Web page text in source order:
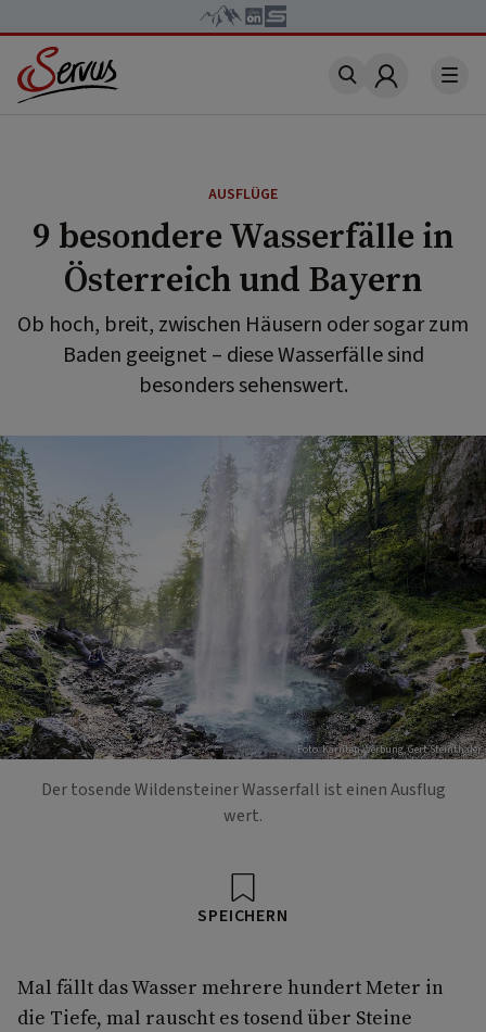
Account
AUSFLÜGE
9 besondere Wasserfälle in
Österreich und Bayern
Ob hoch, breit, zwischen Häusern oder sogar zum
Baden geeignet – diese Wasserfälle sind
besonders sehenswert.
Foto: Kärnten Werbung, Gert Steinthaler
Der tosende Wildensteiner Wasserfall ist einen Ausflug
wert.
SPEICHERN
Mal fällt das Wasser mehrere hundert Meter in
die Tiefe, mal rauscht es tosend über Steine